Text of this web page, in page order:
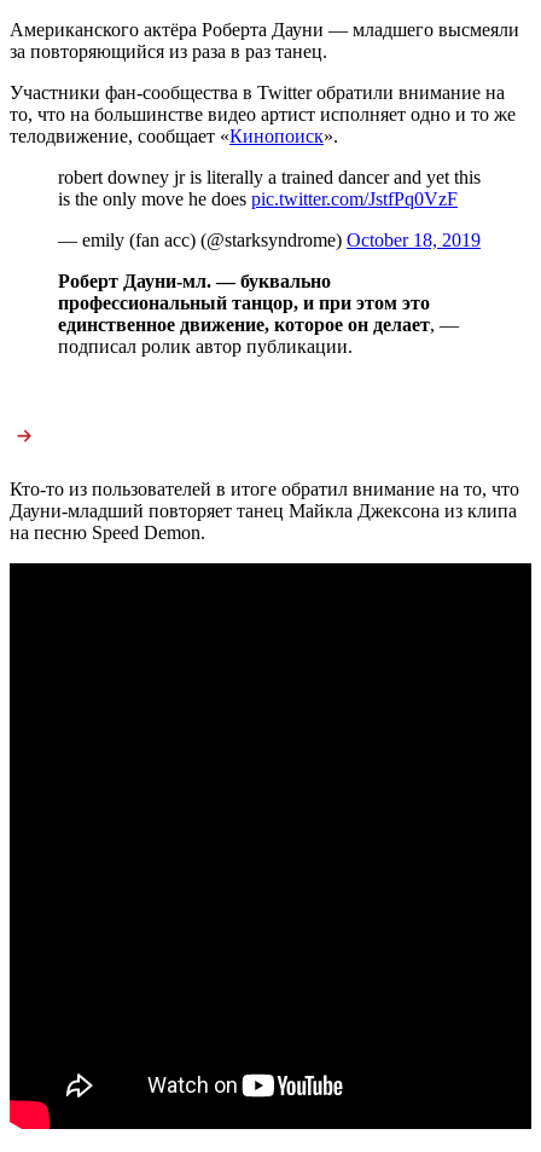
Американского актёра Роберта Дауни — младшего высмеяли
за повторяющийся из раза в раз танец.
Участники фан-сообщества в Twitter обратили внимание на
то, что на большинстве видео артист исполняет одно и то же
телодвижение, сообщает «Кинопоиск».
robert downey jr is literally a trained dancer and yet this
is the only move he does pic.twitter.com/JstfPq0VzF
— emily (fan acc) (@starksyndrome) October 18, 2019
Роберт Дауни-мл. — буквально
профессиональный танцор, и при этом это
единственное движение, которое он делает, —
подписал ролик автор публикации.
Кто-то из пользователей в итоге обратил внимание на то, что
Дауни-младший повторяет танец Майкла Джексона из клипа
на песню Speed Demon.